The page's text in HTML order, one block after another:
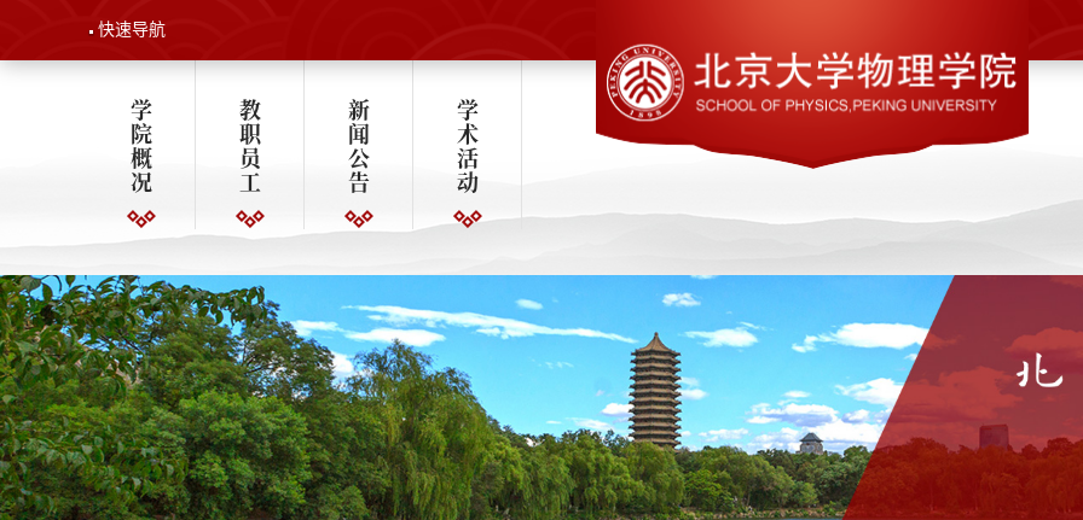
快速导航
学
院
概
况
教
职
员
工
新
闻
公
告
学
术
活
动